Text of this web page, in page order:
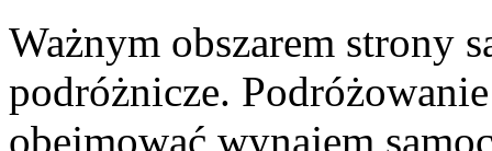
Ważnym obszarem strony
podróżnicze.
obejmować wynajem